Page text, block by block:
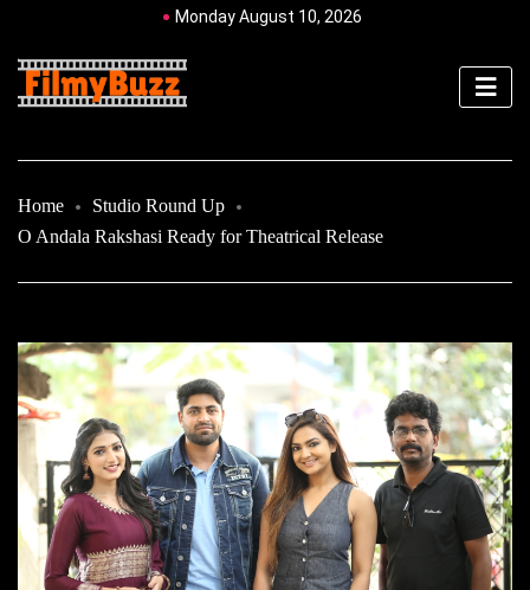
Monday August 10, 2026
Home
Studio Round Up
O Andala Rakshasi Ready for Theatrical Release